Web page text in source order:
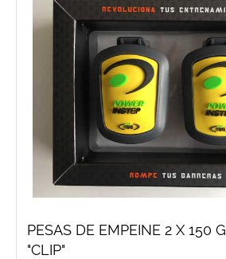
PESAS DE EMPEINE 2 X 150 G SISTEMA
"CLIP"